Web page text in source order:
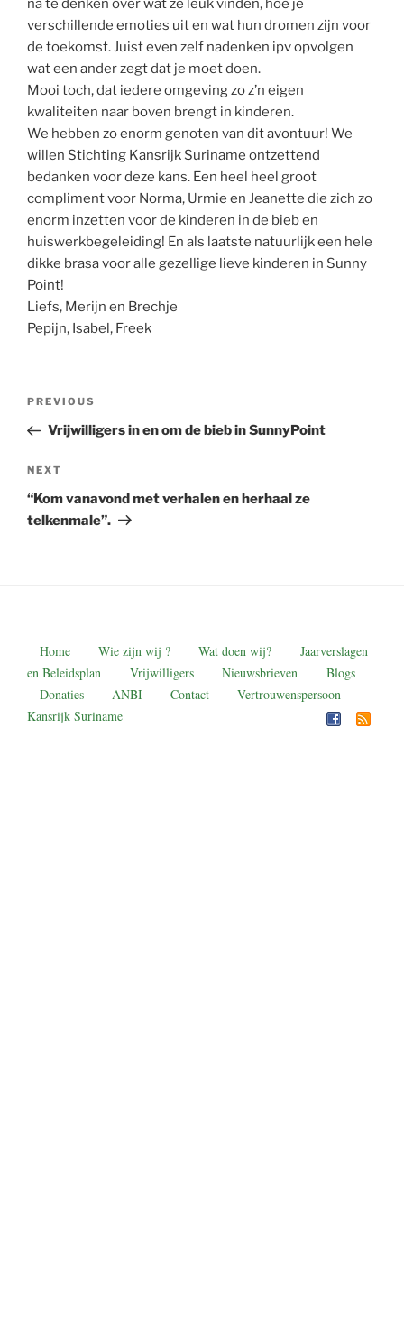
na te denken over wat ze leuk vinden, hoe je
verschillende emoties uit en wat hun dromen zijn voor
de toekomst. Juist even zelf nadenken ipv opvolgen
wat een ander zegt dat je moet doen.
Mooi toch, dat iedere omgeving zo z’n eigen
kwaliteiten naar boven brengt in kinderen.
We hebben zo enorm genoten van dit avontuur! We
willen Stichting Kansrijk Suriname ontzettend
bedanken voor deze kans. Een heel heel groot
compliment voor Norma, Urmie en Jeanette die zich zo
enorm inzetten voor de kinderen in de bieb en
huiswerkbegeleiding! En als laatste natuurlijk een hele
dikke brasa voor alle gezellige lieve kinderen in Sunny
Point!
Liefs, Merijn en Brechje
Pepijn, Isabel, Freek
Previous
Post
PREVIOUS
Vrijwilligers in en om de bieb in SunnyPoint
Next
Post
NEXT
“Kom vanavond met verhalen en herhaal ze
telkenmale”.
Home Wie zijn wij ? Wat doen wij?
Jaarverslagen
en Beleidsplan
Vrijwilligers Nieuwsbrieven
Blogs
Donaties
ANBI Contact
Vertrouwenspersoon
Kansrijk Suriname